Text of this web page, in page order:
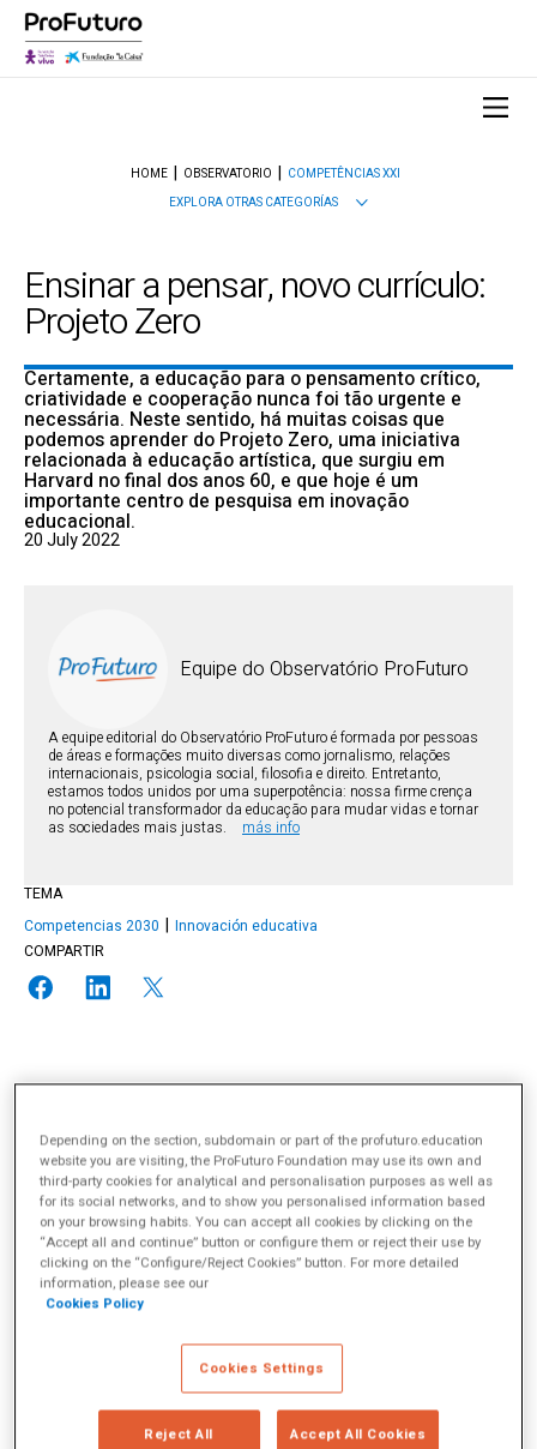
HOME OBSERVATORIO
COMPETÊNCIAS XXI
EXPLORA OTRAS CATEGORÍAS
Ensinar a pensar, novo currículo:
Projeto Zero
Certamente, a educação para o pensamento crítico,
criatividade e cooperação nunca foi tão urgente e
necessária. Neste sentido, há muitas coisas que
podemos aprender do Projeto Zero, uma iniciativa
relacionada à educação artística, que surgiu em
Harvard no final dos anos 60, e que hoje é um
importante centro de pesquisa em inovação
educacional.
20 July 2022
Equipe do Observatório ProFuturo
A equipe editorial do Observatório ProFuturo é formada por pessoas
de áreas e formações muito diversas como jornalismo, relações
internacionais, psicologia social, filosofia e direito. Entretanto,
estamos todos unidos por uma superpotência: nossa firme crença
no potencial transformador da educação para mudar vidas e tornar
as sociedades mais justas.
más info
TEMA
Competencias 2030
Innovación educativa
COMPARTIR
As origens
No final da década de 1950, Nelson Goodmanera um filósofo
eminente com forte vocação para as artes,nas palavras de seu
aluno Howard Gardner(que mais tarde desenvolveria sua teoria
das inteligências múltiplas) “tinha transformado sua sagacidade
filosófica na natureza do conhecimento e da prática artística em
muitas ocasiões”. Goodman acreditava firmemente que as
formas artísticas de conhecimento eram tão importantes,
e em outros campos. Ele também acreditava que a maioria dos
Escola de Pós-graduação em Educação de
(e, de fato, a Universidade em geral) tinha pouca
compreensão da prática artística.
Depending on the section, subdomain or part of the profuturo.education
website you are visiting, the ProFuturo Foundation may use its own and
third-party cookies for analytical and personalisation purposes as well as
for its social networks, and to show you personalised information based
on your browsing habits. You can accept all cookies by clicking on the
“Accept all and continue” button or configure them or reject their use by
clicking on the “Configure/Reject Cookies” button. For more detailed
information, please see our
Cookies Policy
Cookies Settings
Reject All Accept All Cookies